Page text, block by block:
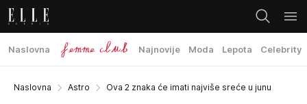
Naslovna Najnovije Moda Lepota Celebrity
Naslovna Astro Ova 2 znaka će imati najviše sreće u junu